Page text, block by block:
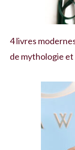
4 livres
de mythologie